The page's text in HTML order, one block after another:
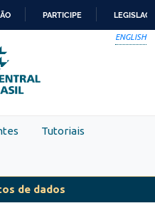
PARTICIPE
ENGLISH
Tutoriais
de dados